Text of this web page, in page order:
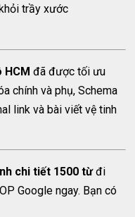
trầy xước
HCM đã được tối ưu
chính và phụ, Schema
link và bài viết vệ tinh
chi tiết 1500 từđi
Google ngay. Bạn có